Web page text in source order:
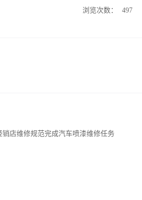
浏览次数：
497
店维修规范完成汽车喷漆维修任务